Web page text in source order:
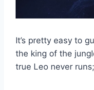
It’s pretty easy to
the king of the
true Leo never